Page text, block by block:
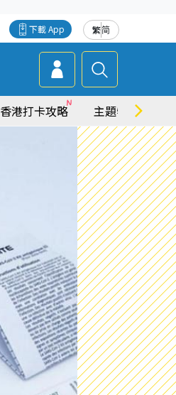
繁简
下載 App
香港打卡攻略 主題特集